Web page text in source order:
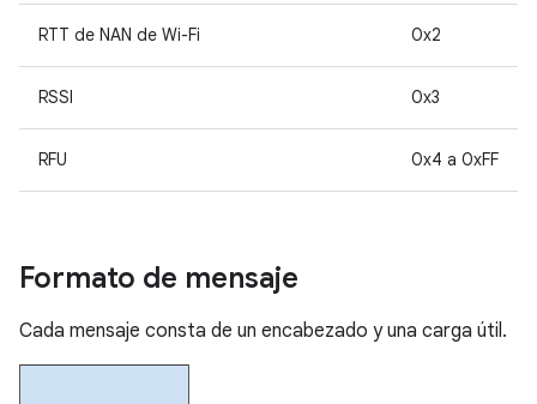
RTT de NAN de Wi-Fi 0x2
RSSI 0x3
RFU 0x4 a 0xFF
Formato de mensaje
Cada mensaje consta de un encabezado y una carga útil.